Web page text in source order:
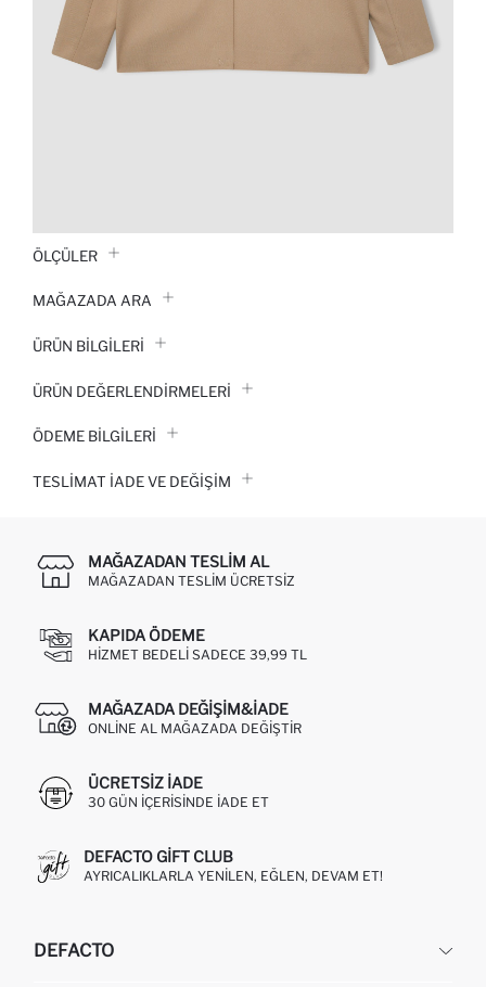
ÖLÇÜLER
MAĞAZADA ARA
ÜRÜN BILGILERI
ÜRÜN DEĞERLENDİRMELERİ
ÖDEME BİLGİLERİ
TESLIMAT İADE VE DEĞIŞIM
MAĞAZADAN TESLIM AL
MAĞAZADAN TESLIM ÜCRETSIZ
KAPIDA ÖDEME
HIZMET BEDELI SADECE 39,99 TL
MAĞAZADA DEĞIŞIM&İADE
ONLINE AL MAĞAZADA DEĞIŞTIR
ÜCRETSIZ IADE
30 GÜN IÇERISINDE IADE ET
DEFACTO GIFT CLUB
AYRICALIKLARLA YENILEN, EĞLEN, DEVAM ET!
DEFACTO